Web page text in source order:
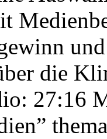
die
27:16